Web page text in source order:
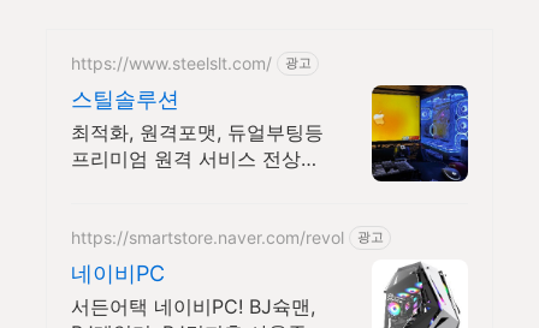
https://www.steelslt.com/ 광고
스틸솔루션
최적화, 원격포맷, 듀얼부팅등
프리미엄 원격 서비스 전상품
https://smartstore.naver.com/revol 광고
네이비PC
서든어택 네이비PC! BJ슉맨,